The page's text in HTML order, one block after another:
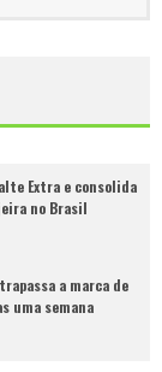
Extra e consolida
no Brasil
a marca de
uma semana